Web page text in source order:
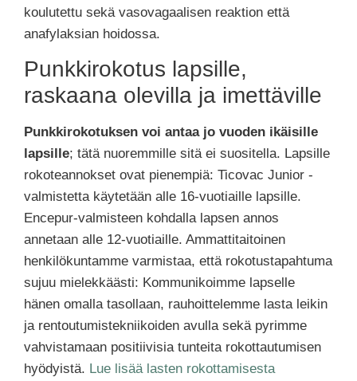
koulutettu sekä vasovagaalisen reaktion että
anafylaksian hoidossa.
Punkkirokotus lapsille,
raskaana olevilla ja imettäville
Punkkirokotuksen voi antaa jo vuoden ikäisille
lapsille; tätä nuoremmille sitä ei suositella. Lapsille
rokoteannokset ovat pienempiä: Ticovac Junior -
valmistetta käytetään alle 16-vuotiaille lapsille.
Encepur-valmisteen kohdalla lapsen annos
annetaan alle 12-vuotiaille. Ammattitaitoinen
henkilökuntamme varmistaa, että rokotustapahtuma
sujuu mielekkäästi: Kommunikoimme lapselle
hänen omalla tasollaan, rauhoittelemme lasta leikin
ja rentoutumistekniikoiden avulla sekä pyrimme
vahvistamaan positiivisia tunteita rokottautumisen
hyödyistä. Lue lisää lasten rokottamisesta